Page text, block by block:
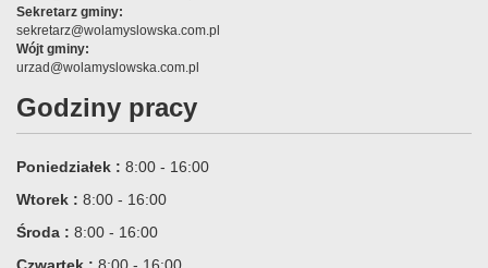
Sekretarz gminy:
sekretarz@wolamyslowska.com.pl
Wójt gminy:
urzad@wolamyslowska.com.pl
Godziny pracy
Poniedziałek : 8:00 - 16:00
Wtorek : 8:00 - 16:00
Środa : 8:00 - 16:00
Czwartek : 8:00 - 16:00